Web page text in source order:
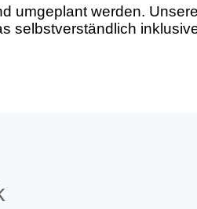
umgeplant werden.
selbstverständlich